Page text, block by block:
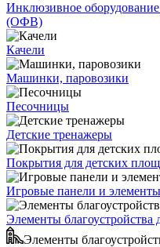
Инклюзивное
(ОФВ)
Качели
Машинки, паровозики
Песочницы
Детские тренажеры
Покрытия для детских
Игровые панели и элементы
Элементы благоустройства
Элементы